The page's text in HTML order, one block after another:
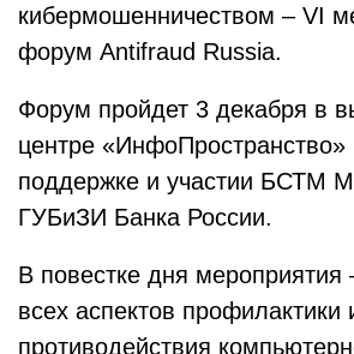
кибермошенничеством – VI
форум Antifraud Russia.
Форум пройдет 3 декабря в
центре «ИнфоПространство»
поддержке и участии БСТМ
ГУБиЗИ Банка России.
В повестке дня мероприятия
всех аспектов профилактики
противодействия